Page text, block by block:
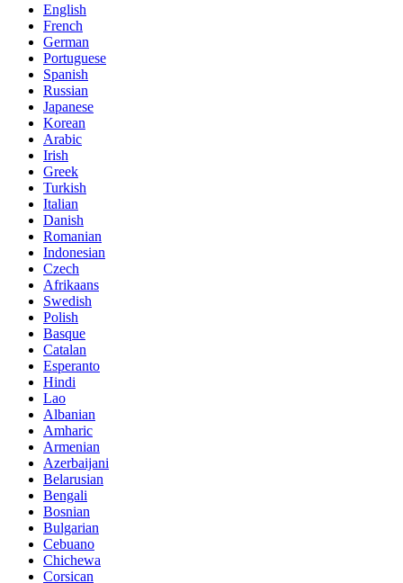
English
French
German
Portuguese
Spanish
Russian
Japanese
Korean
Arabic
Irish
Greek
Turkish
Italian
Danish
Romanian
Indonesian
Czech
Afrikaans
Swedish
Polish
Basque
Catalan
Esperanto
Hindi
Lao
Albanian
Amharic
Armenian
Azerbaijani
Belarusian
Bengali
Bosnian
Bulgarian
Cebuano
Chichewa
Corsican